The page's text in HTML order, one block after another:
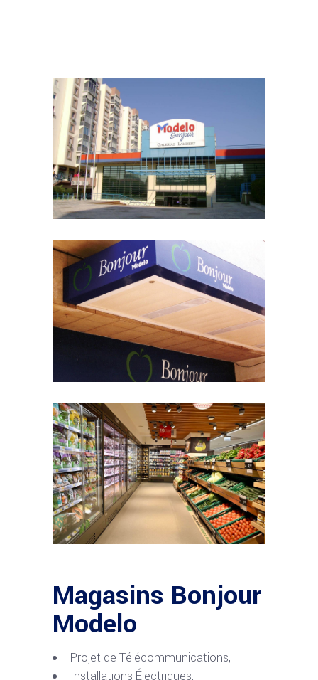
Magasins Bonjour
Modelo
Projet de Télécommunications,
Installations Électriques,